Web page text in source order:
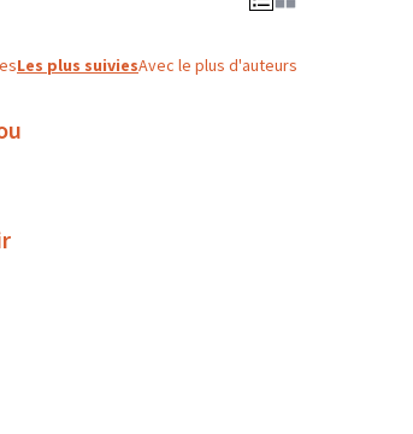
Les plus suiviesAvec le plus d'auteurs